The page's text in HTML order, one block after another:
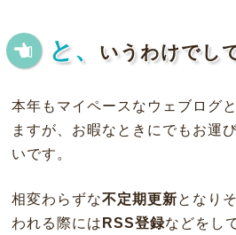
と、 いうわけでし
本年もマイペースなウェブログ
ますが、お暇なときにでもお運
いです。
相変わらずな不定期更新となり
われる際には RSS登録などをし